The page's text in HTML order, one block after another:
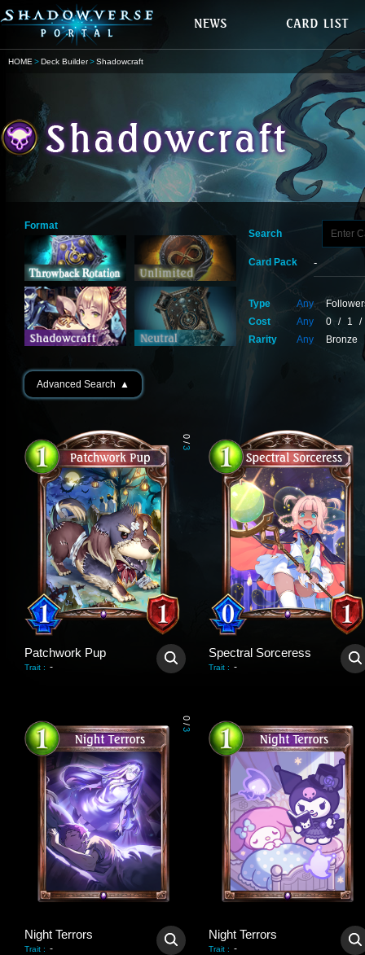
HOME Deck Builder Shadowcraft
Format
Search
Card Pack
Type Any
Cost
Any 0 / 1
/
Rarity
Any Bronze
Advanced Search ▲
0
/
3
Patchwork Pup
Trait : -
Spectral Sorceress
Trait : -
0
/
3
Night Terrors
Trait : -
Night Terrors
Trait : -